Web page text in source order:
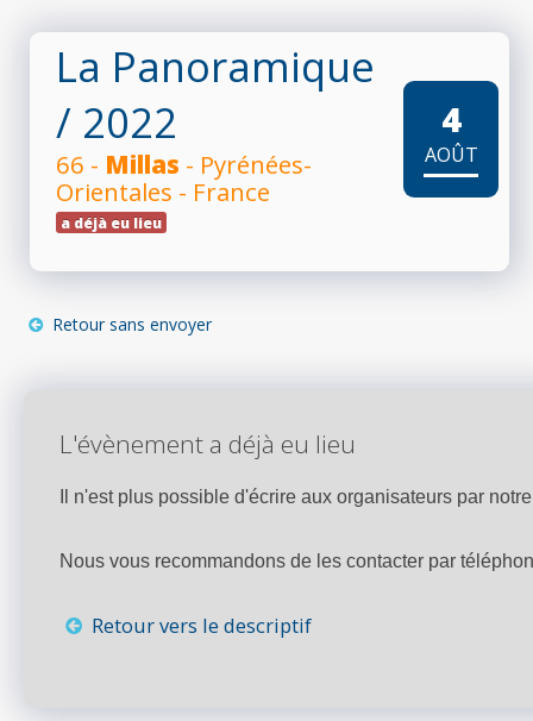
La Panoramique
/ 2022
66 - Millas - Pyrénées-
Orientales - France
a déjà eu lieu
4
AOÛT
Retour sans envoyer
L'évènement a déjà eu lieu
Il n'est plus possible d'écrire aux organisateurs par
Nous vous recommandons de les contacter par
Retour vers le descriptif